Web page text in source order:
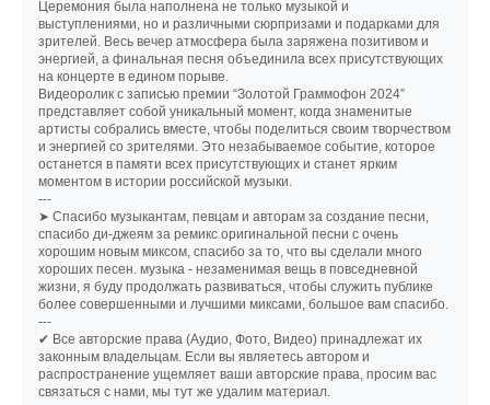
Церемония была наполнена не только музыкой и
выступлениями, но и различными сюрпризами и подарками для
зрителей. Весь вечер атмосфера была заряжена позитивом и
энергией, а финальная песня объединила всех присутствующих
на концерте в едином порыве.
Видеоролик с записью премии “Золотой Граммофон 2024”
представляет собой уникальный момент, когда знаменитые
артисты собрались вместе, чтобы поделиться своим творчеством
и энергией со зрителями. Это незабываемое событие, которое
останется в памяти всех присутствующих и станет ярким
моментом в истории российской музыки.
---
➤ Спасибо музыкантам, певцам и авторам за создание песни,
спасибо ди-джеям за ремикс оригинальной песни с очень
хорошим новым миксом, спасибо за то, что вы сделали много
хороших песен. музыка - незаменимая вещь в повседневной
жизни, я буду продолжать развиваться, чтобы служить публике
более совершенными и лучшими миксами, большое вам спасибо.
---
✔ Все авторские права (Аудио, Фото, Видео) принадлежат их
законным владельцам. Если вы являетесь автором и
распространение ущемляет ваши авторские права, просим вас
связаться с нами, мы тут же удалим материал.